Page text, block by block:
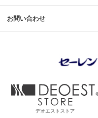
お問い合わせ
デオエストストア